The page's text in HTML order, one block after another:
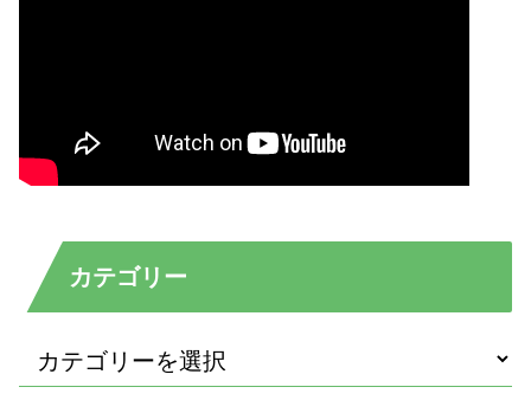
カテゴリー